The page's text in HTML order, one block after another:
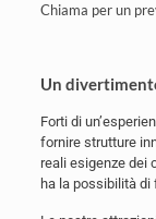
Chiama per un
Un
Forti di
fornire strutture
reali esigenze dei
ha la possibilità